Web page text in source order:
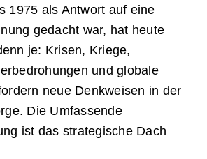
1975 als Antwort auf eine
gedacht war, hat heute
je: Krisen, Kriege,
und globale
neue Denkweisen in der
Die Umfassende
ist das strategische Dach